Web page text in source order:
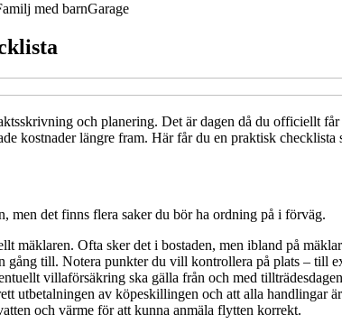
med barnGarage
och planering. Det är dagen då du officiellt
kostnader längre fram. Här får du en praktisk
men det finns flera saker du bör ha ordning på i förväg.
mäklaren. Ofta sker det i bostaden, men ibland på
gång till. Notera punkter du vill kontrollera på plats – till
villaförsäkring ska gälla från och med
utbetalningen av köpeskillingen och att alla handlingar
och värme för att kunna anmäla flytten korrekt.